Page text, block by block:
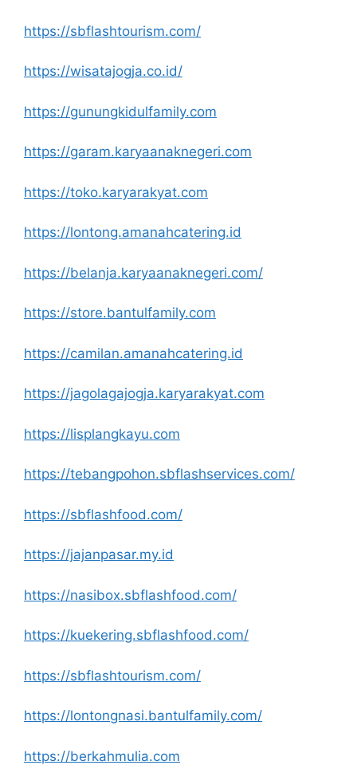
https://sbflashtourism.com/
https://wisatajogja.co.id/
https://gunungkidulfamily.com
https://garam.karyaanaknegeri.com
https://toko.karyarakyat.com
https://lontong.amanahcatering.id
https://belanja.karyaanaknegeri.com/
https://store.bantulfamily.com
https://camilan.amanahcatering.id
https://jagolagajogja.karyarakyat.com
https://lisplangkayu.com
https://tebangpohon.sbflashservices.com/
https://sbflashfood.com/
https://jajanpasar.my.id
https://nasibox.sbflashfood.com/
https://kuekering.sbflashfood.com/
https://sbflashtourism.com/
https://lontongnasi.bantulfamily.com/
https://berkahmulia.com